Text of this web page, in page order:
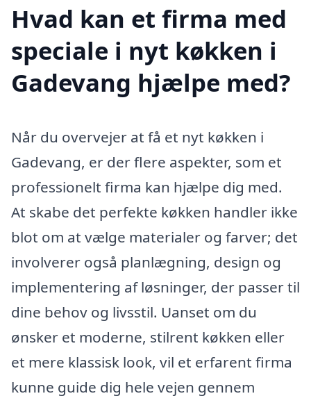
Hvad kan et firma med
speciale i nyt køkken i
Gadevang hjælpe med?
Når du overvejer at få et nyt køkken i
Gadevang, er der flere aspekter, som et
professionelt firma kan hjælpe dig med.
At skabe det perfekte køkken handler ikke
blot om at vælge materialer og farver; det
involverer også planlægning, design og
implementering af løsninger, der passer til
dine behov og livsstil. Uanset om du
ønsker et moderne, stilrent køkken eller
et mere klassisk look, vil et erfarent firma
kunne guide dig hele vejen gennem